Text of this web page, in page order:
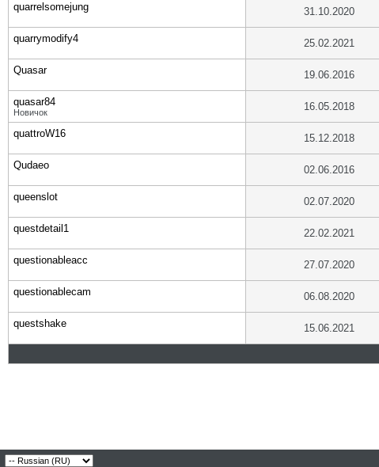
quarrelsomejung 31.10.2020
quarrymodify4 25.02.2021
Quasar 19.06.2016
quasar84
Новичок 16.05.2018
quattroW16 15.12.2018
Qudaeo 02.06.2016
queenslot 02.07.2020
questdetail1 22.02.2021
questionableacc 27.07.2020
questionablecam 06.08.2020
questshake 15.06.2021